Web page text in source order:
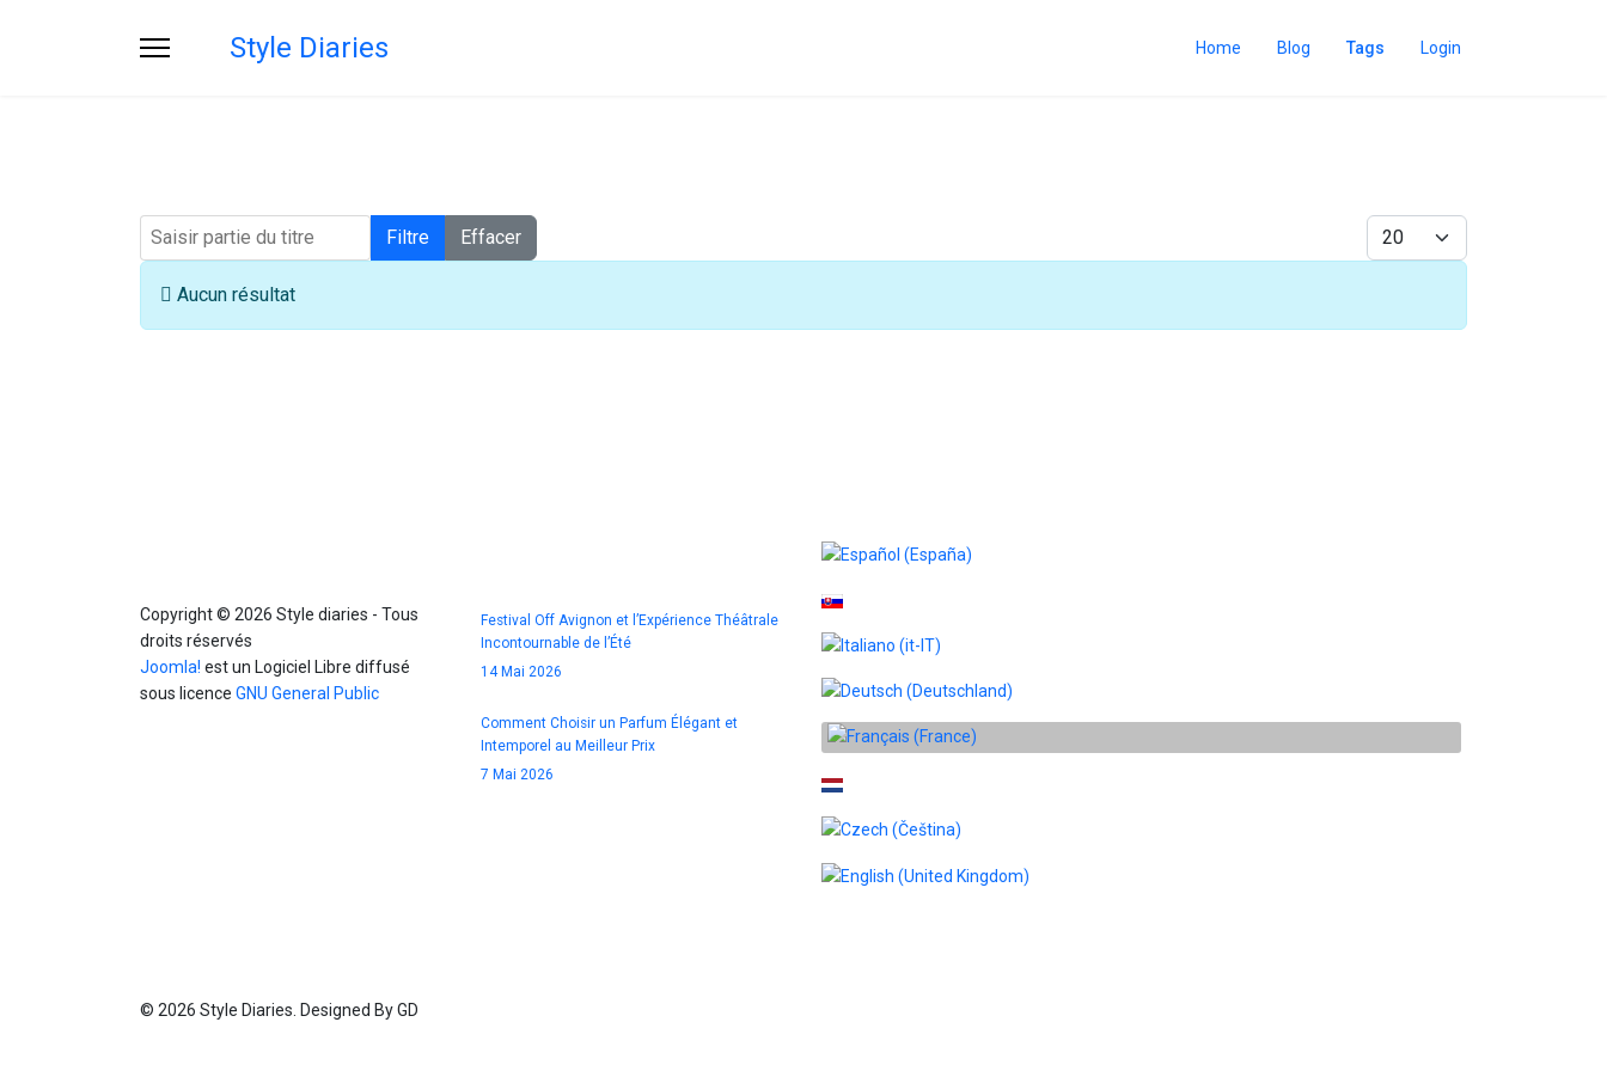
Style Diaries Home Blog Tags Login
Saisir partie du titre Filtre Effacer Afficher #
Info
Aucun résultat
Copyright © 2026 Style diaries - Tous
droits réservés
Joomla! est un Logiciel Libre diffusé
sous licence GNU General Public
Festival Off Avignon et l’Expérience Théâtrale
Incontournable de l’Été
14 Mai 2026
Comment Choisir un Parfum Élégant et
Intemporel au Meilleur Prix
7 Mai 2026
Sélectionnez votre langue
© 2026 Style Diaries. Designed By GD